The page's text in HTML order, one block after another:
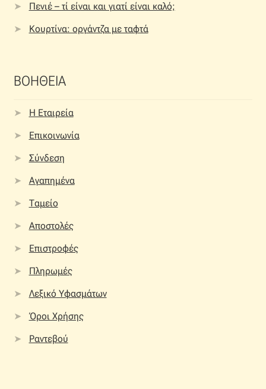
Πενιέ – τί είναι και γιατί είναι καλό;
Κουρτίνα: οργάντζα με ταφτά
ΒΟΗΘΕΙΑ
Η Εταιρεία
Επικοινωνία
Σύνδεση
Αγαπημένα
Ταμείο
Αποστολές
Επιστροφές
Πληρωμές
Λεξικό Υφασμάτων
Όροι Χρήσης
Ραντεβού